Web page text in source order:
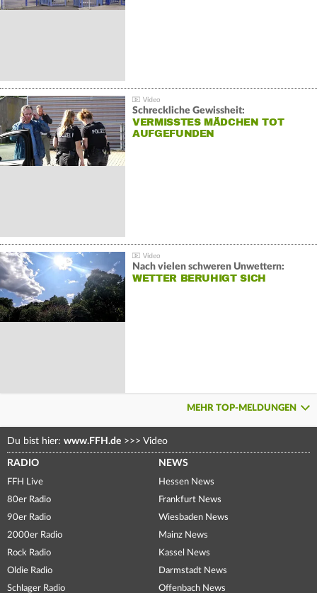
Schreckliche Gewissheit:
VERMISSTES MÄDCHEN TOT
AUFGEFUNDEN
Nach vielen schweren Unwettern:
WETTER BERUHIGT SICH
MEHR TOP-MELDUNGEN
Du bist hier: www.FFH.de >>> Video
RADIO
FFH Live
80er Radio
90er Radio
2000er Radio
Rock Radio
Oldie Radio
Schlager Radio
NEWS
Hessen News
Frankfurt News
Wiesbaden News
Mainz News
Kassel News
Darmstadt News
Offenbach News